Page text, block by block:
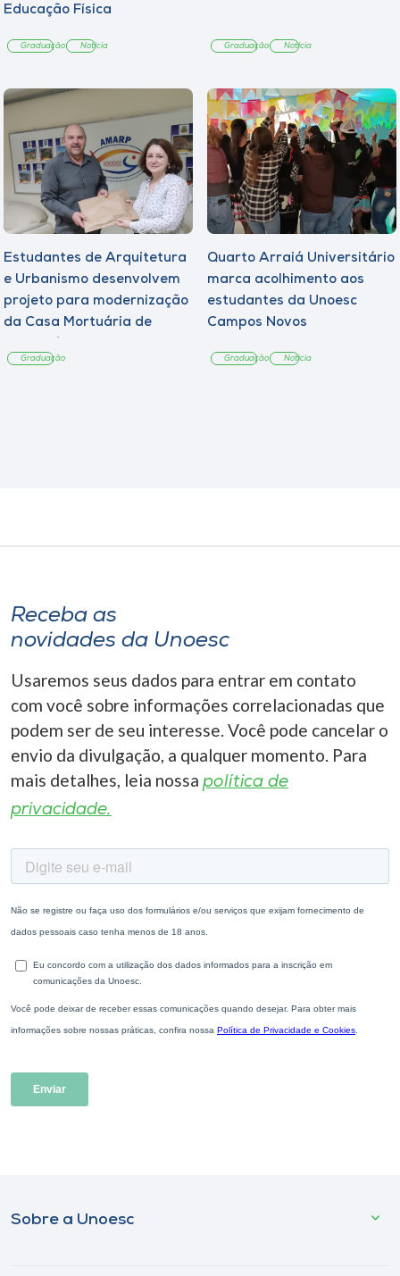
Educação Física
Graduação Notícia Graduação Notícia
Estudantes de Arquitetura
e Urbanismo desenvolvem
projeto para modernização
da Casa Mortuária de
Graduação
Quarto Arraiá Universitário
marca acolhimento aos
estudantes da Unoesc
Campos Novos
Graduação Notícia
Receba as
novidades da Unoesc
Usaremos seus dados para entrar em contato
com você sobre informações correlacionadas que
podem ser de seu interesse. Você pode cancelar o
envio da divulgação, a qualquer momento. Para
mais detalhes, leia nossa política de
privacidade.
Sobre a Unoesc